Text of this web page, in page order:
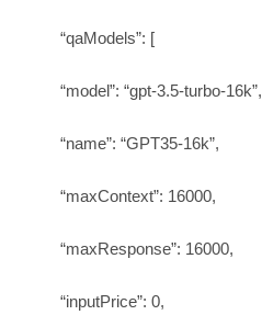
“qaModels”: [
“model”: “gpt-3.5-turbo-16k”,
“name”: “GPT35-16k”,
“maxContext”: 16000,
“maxResponse”: 16000,
“inputPrice”: 0,